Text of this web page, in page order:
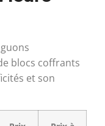
blocs coffrants
et son